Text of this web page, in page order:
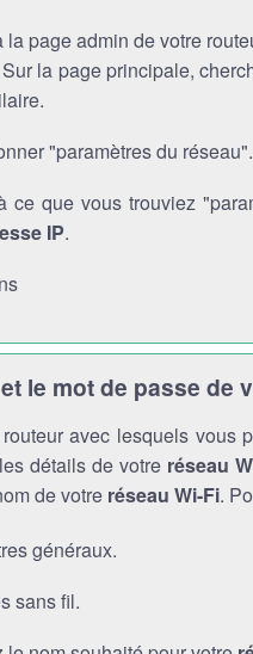
page admin de votre
la page principale,
"paramètres du réseau".
ce que vous trouviez
IP.
le mot de passe de
avec lesquels vous
détails de votre réseau
de votre réseau Wi-Fi.
généraux.
sans fil.